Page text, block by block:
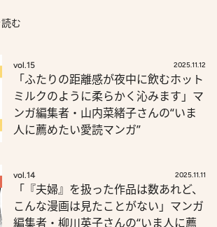
む
vol.15 2025.11.12
「ふたりの距離感が夜中に飲むホット
ミルクのように柔らかく沁みます」マ
ンガ編集者・山内菜緒子さんの“いま
人に薦めたい愛読マンガ”
vol.14 2025.11.11
「『夫婦』を扱った作品は数あれど、
こんな漫画は見たことがない」マンガ
編集者・柳川英子さんの“いま人に薦